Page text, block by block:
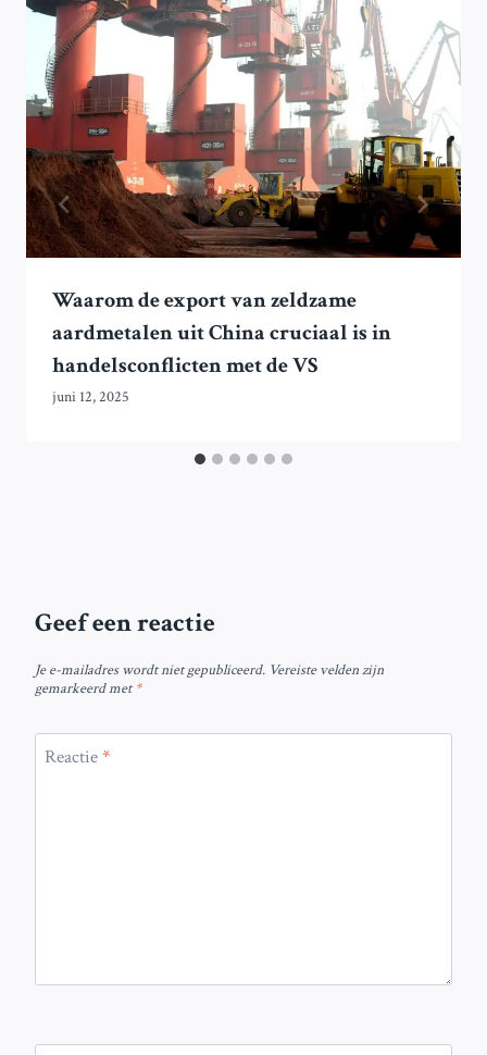
Waarom de export van zeldzame
aardmetalen uit China cruciaal is in
handelsconflicten met de VS
juni 12, 2025
Geef een reactie
Je e-mailadres wordt niet gepubliceerd. Vereiste velden zijn
gemarkeerd met*
Reactie*